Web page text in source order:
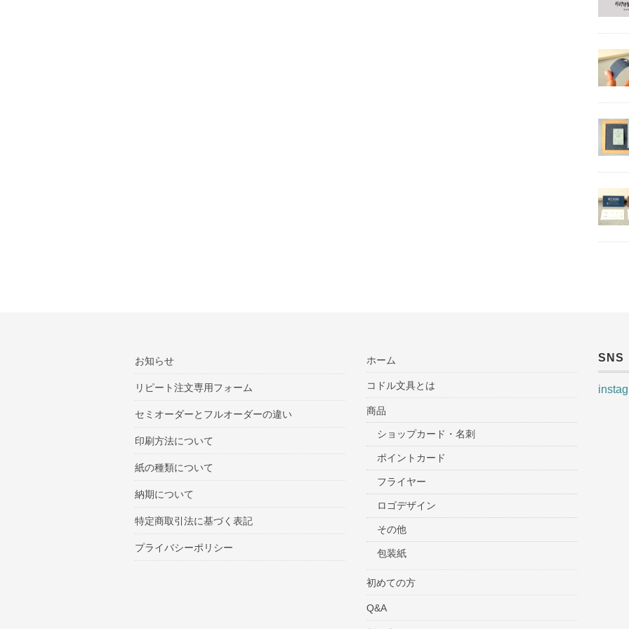
お知らせ
リピート注文専用フォーム
セミオーダーとフルオーダーの違い
印刷方法について
紙の種類について
納期について
特定商取引法に基づく表記
プライバシーポリシー
ホーム
コドル文具とは
商品
ショップカード・名刺
ポイントカード
フライヤー
ロゴデザイン
その他
包装紙
初めての方
Q&A
SNS